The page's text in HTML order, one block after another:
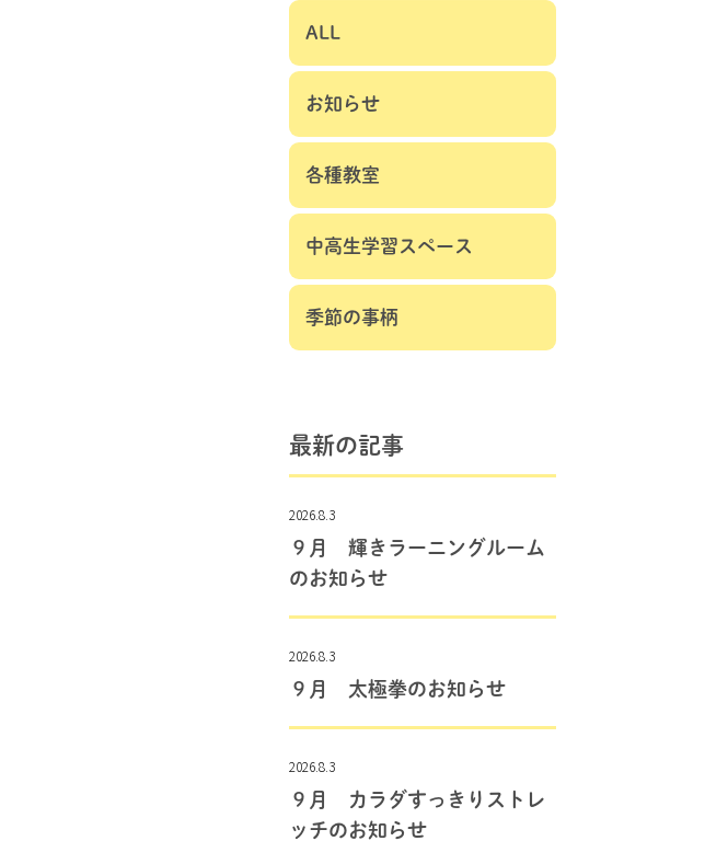
ALL
お知らせ
各種教室
中高生学習スペース
季節の事柄
最新の記事
2026.8.3
９月 輝きラーニングルーム
のお知らせ
2026.8.3
９月 太極拳のお知らせ
2026.8.3
９月 カラダすっきりストレ
ッチのお知らせ